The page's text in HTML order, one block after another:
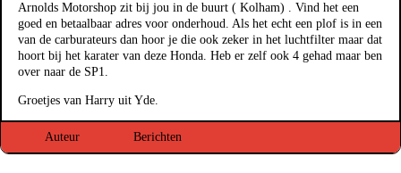
Arnolds Motorshop zit bij jou in de buurt ( Kolham) . Vind het een
goed en betaalbaar adres voor onderhoud. Als het echt een plof is in een
van de carburateurs dan hoor je die ook zeker in het luchtfilter maar dat
hoort bij het karater van deze Honda. Heb er zelf ook 4 gehad maar ben
over naar de SP1.
Groetjes van Harry uit Yde.
Auteur Berichten